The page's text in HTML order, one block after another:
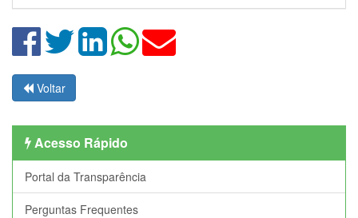
Voltar
Acesso Rápido
Portal da Transparência
Perguntas Frequentes